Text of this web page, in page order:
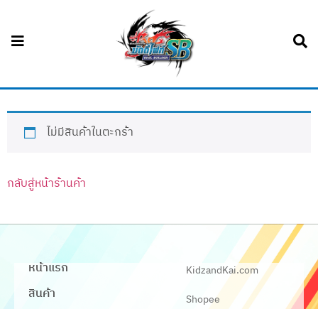
ไม่มีสินค้าในตะกร้า
กลับสู่หน้าร้านค้า
หน้าแรก
สินค้า
KidzandKai.com
Shopee